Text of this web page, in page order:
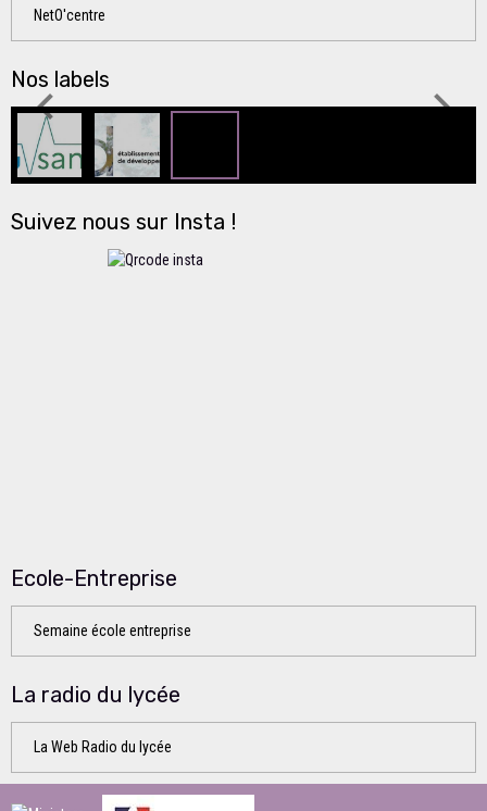
NetO'centre
Nos labels
Suivez nous sur Insta !
Ecole-Entreprise
Semaine école entreprise
La radio du lycée
La Web Radio du lycée